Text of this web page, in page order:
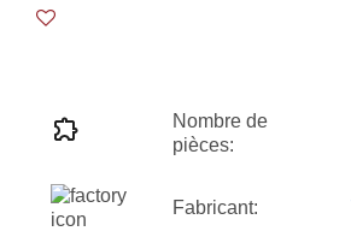
Nombre de
pièces:
Fabricant: